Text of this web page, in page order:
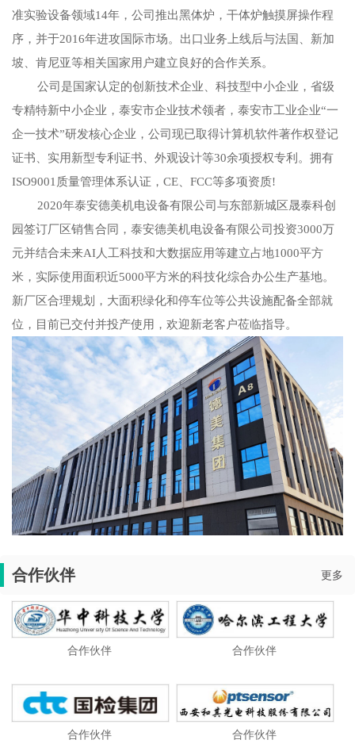
准实验设备领域14年，公司推出黑体炉，干体炉触摸屏操作程
序，并于2016年进攻国际市场。出口业务上线后与法国、新加
坡、肯尼亚等相关国家用户建立良好的合作关系。
公司是国家认定的创新技术企业、科技型中小企业，省级
专精特新中小企业，泰安市企业技术领者，泰安市工业企业“一
企一技术”研发核心企业，公司现已取得计算机软件著作权登记
证书、实用新型专利证书、外观设计等30余项授权专利。拥有
ISO9001质量管理体系认证，CE、FCC等多项资质!
2020年泰安德美机电设备有限公司与东部新城区晟泰科创
园签订厂区销售合同，泰安德美机电设备有限公司投资3000万
元并结合未来AI人工科技和大数据应用等建立占地1000平方
米，实际使用面积近5000平方米的科技化综合办公生产基地。
新厂区合理规划，大面积绿化和停车位等公共设施配备全部就
位，目前已交付并投产使用，欢迎新老客户莅临指导。
合作伙伴 更多
合作伙伴 合作伙伴
合作伙伴 合作伙伴